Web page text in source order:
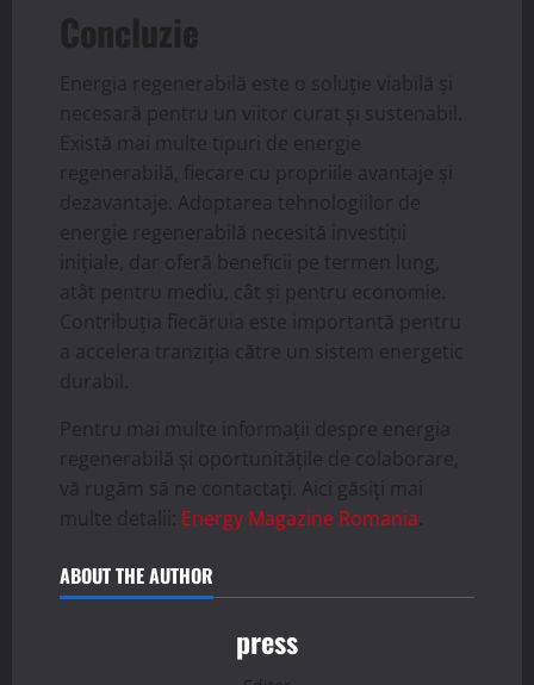
Concluzie
Energia regenerabilă este o soluție viabilă și
necesară pentru un viitor curat și sustenabil.
Există mai multe tipuri de energie
regenerabilă, fiecare cu propriile avantaje și
dezavantaje. Adoptarea tehnologiilor de
energie regenerabilă necesită investiții
inițiale, dar oferă beneficii pe termen lung,
atât pentru mediu, cât și pentru economie.
Contribuția fiecăruia este importantă pentru
a accelera tranziția către un sistem energetic
durabil.
Pentru mai multe informații despre energia
regenerabilă și oportunitățile de colaborare,
vă rugăm să ne contactați. Aici găsiți mai
multe detalii: Energy Magazine Romania
ABOUT THE AUTHOR
press